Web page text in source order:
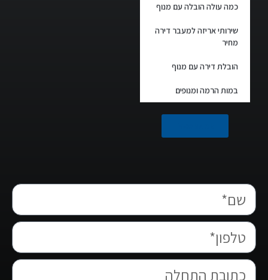
כמה עולה הובלה עם מנוף
שירותי אריזה למעבר דירה
מחיר
הובלת דירה עם מנוף
במות הרמה ומנופים